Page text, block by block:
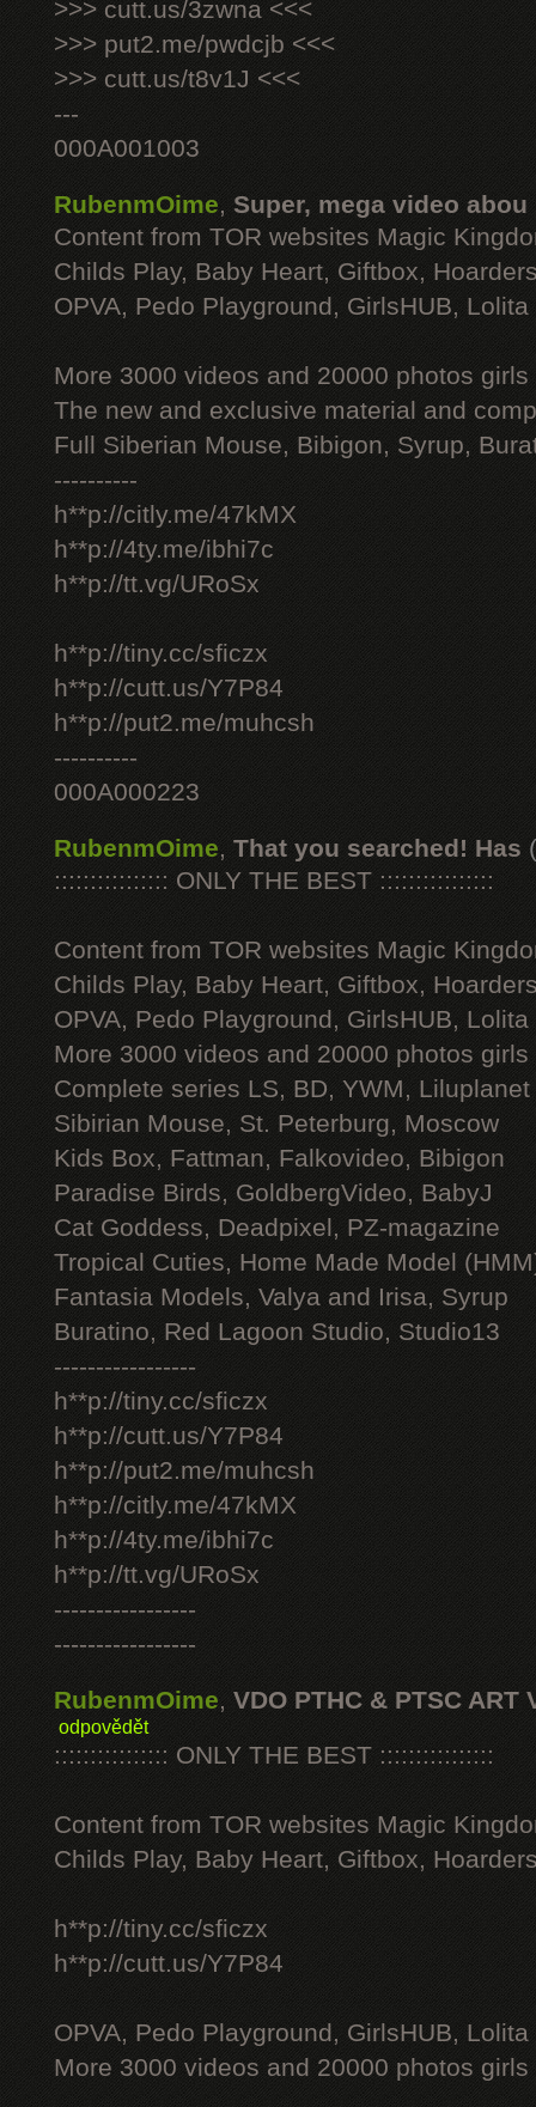
>>> cutt.us/3zwna <<<
>>> put2.me/pwdcjb <<<
>>> cutt.us/t8v1J <<<
---
000A001003
RubenmOime, Super, mega video abou
Content from TOR websites Magic
Childs Play, Baby Heart, Giftbox,
OPVA, Pedo Playground, GirlsHUB, Lolita
More 3000 videos and 20000 photos
The new and exclusive material and
Full Siberian Mouse, Bibigon, Syrup,
----------
h**p://citly.me/47kMX
h**p://4ty.me/ibhi7c
h**p://tt.vg/URoSx
h**p://tiny.cc/sficzx
h**p://cutt.us/Y7P84
h**p://put2.me/muhcsh
----------
000A000223
RubenmOime, That you searched! Has
:::::::::::::::: ONLY THE BEST ::::::::::::::::
Content from TOR websites Magic
Childs Play, Baby Heart, Giftbox,
OPVA, Pedo Playground, GirlsHUB, Lolita
More 3000 videos and 20000 photos
Complete series LS, BD, YWM, Liluplanet
Sibirian Mouse, St. Peterburg, Moscow
Kids Box, Fattman, Falkovideo, Bibigon
Paradise Birds, GoldbergVideo, BabyJ
Cat Goddess, Deadpixel, PZ-magazine
Tropical Cuties, Home Made Model
Fantasia Models, Valya and Irisa, Syrup
Buratino, Red Lagoon Studio, Studio13
-----------------
h**p://tiny.cc/sficzx
h**p://cutt.us/Y7P84
h**p://put2.me/muhcsh
h**p://citly.me/47kMX
h**p://4ty.me/ibhi7c
h**p://tt.vg/URoSx
-----------------
-----------------
RubenmOime, VDO PTHC & PTSC ART
odpovědět
:::::::::::::::: ONLY THE BEST ::::::::::::::::
Content from TOR websites Magic
Childs Play, Baby Heart, Giftbox,
h**p://tiny.cc/sficzx
h**p://cutt.us/Y7P84
OPVA, Pedo Playground, GirlsHUB, Lolita
More 3000 videos and 20000 photos